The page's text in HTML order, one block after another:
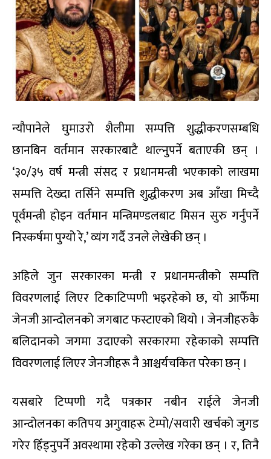
न्यौपानेले घुमाउरो शैलीमा सम्पत्ति शुद्धीकरणसम्बधि
छानबिन वर्तमान सरकारबाटै थाल्नुपर्ने बताएकी छन् ।
‘३०/३५ वर्ष मन्त्री संसद र प्रधानमन्त्री भएकाको लाखमा
सम्पत्ति देख्दा तर्सिने सम्पत्ति शुद्धीकरण अब आँखा मिच्दै
पूर्वमन्त्री होइन वर्तमान मन्त्रिमण्डलबाट मिसन सुरु गर्नुपर्ने
निस्कर्षमा पुग्यो रे,’ व्यंग गर्दै उनले लेखेकी छन् ।
अहिले जुन सरकारका मन्त्री र प्रधानमन्त्रीको सम्पत्ति
विवरणलाई लिएर टिकाटिप्पणी भइरहेको छ, यो आफैँमा
जेनजी आन्दोलनको जगबाट फस्टाएको थियो । जेनजीहरुकै
बलिदानको जगमा उदाएको सरकारमा रहेकाको सम्पत्ति
विवरणलाई लिएर जेनजीहरू नै आश्चर्यचकित परेका छन् ।
यसबारे टिप्पणी गदै पत्रकार नबीन राईले जेनजी
आन्दोलनका कतिपय अगुवाहरू टेम्पो/सवारी खर्चको जुगड
गरेर हिँड्नुपर्ने अवस्थामा रहेको उल्लेख गरेका छन् । र, तिनै